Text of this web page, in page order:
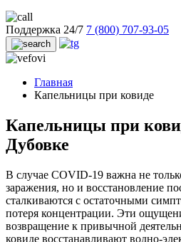
Поддержка 24/7 7 (800) 707-93-05
Главная
Капельницы при ковиде
Капельницы при
Дубовке
В случае COVID-19 важна не
заражения, но и восстановление
сталкиваются с остаточными
потеря концентрации. Эти
возвращение к привычной
ковиде восстанавливают водно-